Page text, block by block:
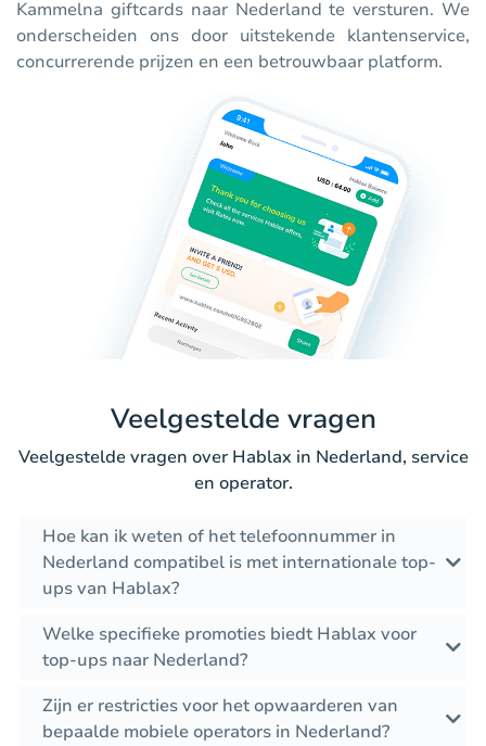
Kammelna giftcards naar Nederland te versturen. We
onderscheiden ons door uitstekende klantenservice,
concurrerende prijzen en een betrouwbaar platform.
Veelgestelde vragen
Veelgestelde vragen over Hablax in Nederland, service
en operator.
Hoe kan ik weten of het telefoonnummer in
Nederland compatibel is met internationale top-
ups van Hablax?
Welke specifieke promoties biedt Hablax voor
top-ups naar Nederland?
Zijn er restricties voor het opwaarderen van
bepaalde mobiele operators in Nederland?